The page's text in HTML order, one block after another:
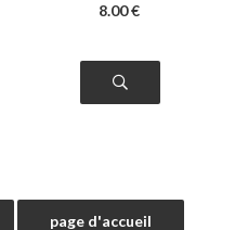
8.00 €